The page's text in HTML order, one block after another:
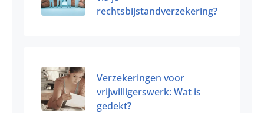
rechtsbijstandverzekering?
Verzekeringen voor
vrijwilligerswerk: Wat is
gedekt?